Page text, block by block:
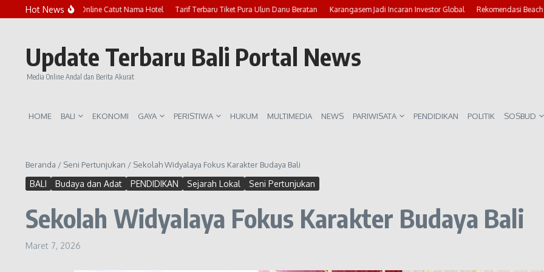
Lewati ke konten
Hot News
Marak Penipuan Online Catut Nama Hotel Tarif Terbaru Tiket Pura Ulun Danu Beratan Karangasem Jadi Incaran Investor Global Rekomendasi Beach Club
Update Terbaru Bali Portal News
Media Online Andal dan Berita Akurat
HOME BALI EKONOMI GAYA PERISTIWA HUKUM MULTIMEDIA NEWS PARIWISATA PENDIDIKAN POLITIK SOSBUD
Beranda / Seni Pertunjukan / Sekolah Widyalaya Fokus Karakter Budaya Bali
BALI Budaya dan Adat PENDIDIKAN Sejarah Lokal Seni Pertunjukan
Sekolah Widyalaya Fokus Karakter Budaya Bali
Maret 7, 2026